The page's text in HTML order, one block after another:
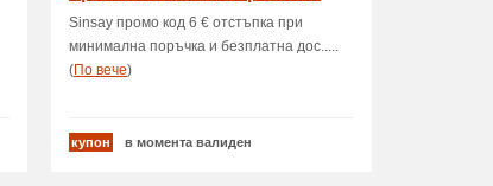
безплатна дос.
Sinsay промо код 6 € отстъпка при
минимална поръчка и безплатна дос.....
(Пo вече)
купон в момента валиден